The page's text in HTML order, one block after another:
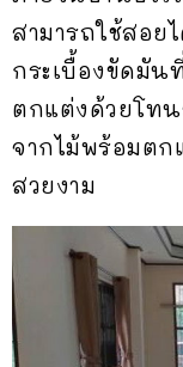
สามารถใช้สอย
กระเบื้องขัดมัน
ตกแต่งด้วยโทน
จากไม้พร้อมตก
สวยงาม